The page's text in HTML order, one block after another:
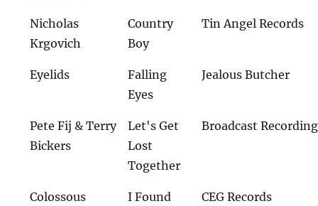
Nicholas
Krgovich
Country
Boy
Tin Angel Records
Eyelids
Falling
Eyes
Jealous Butcher
Pete Fij & Terry
Bickers
Let's Get
Lost
Together
Broadcast
Colossous
I Found
CEG Records